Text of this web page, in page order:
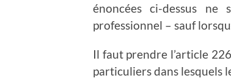
énoncées ci-dessus ne
professionnel – sauf
Il faut prendre l’article
particuliers dans lesquels